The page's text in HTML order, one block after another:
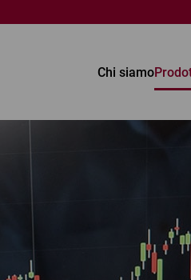
Chi siamo